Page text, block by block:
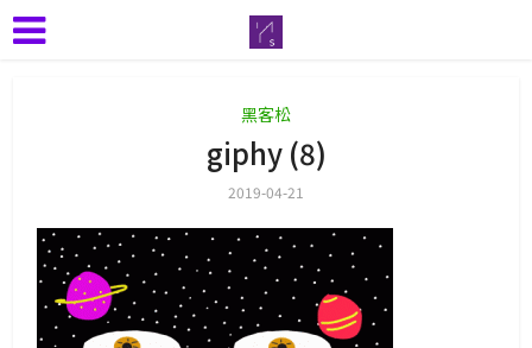
黑客松
giphy (8)
2019-04-21